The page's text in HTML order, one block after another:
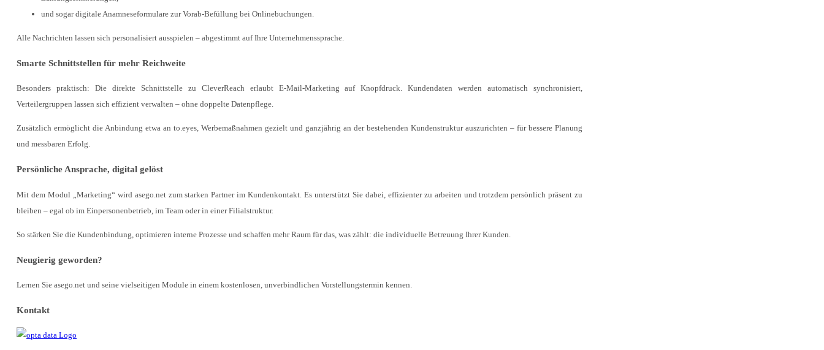
und sogar digitale Anamneseformulare zur Vorab-Befüllung bei Onlinebuchungen.
Alle Nachrichten lassen sich personalisiert ausspielen – abgestimmt auf Ihre Unternehmenssprache.
Smarte Schnittstellen für mehr Reichweite
Besonders praktisch: Die direkte Schnittstelle zu CleverReach erlaubt E-Mail-Marketing auf Knopfdruck. Kundendaten werden automatisch synchronisiert,
Verteilergruppen lassen sich effizient verwalten – ohne doppelte Datenpflege.
Zusätzlich ermöglicht die Anbindung etwa an to.eyes, Werbemaßnahmen gezielt und ganzjährig an der bestehenden Kundenstruktur auszurichten – für bessere Planung
und messbaren Erfolg.
Persönliche Ansprache, digital gelöst
Mit dem Modul „Marketing“ wird asego.net zum starken Partner im Kundenkontakt. Es unterstützt Sie dabei, effizienter zu arbeiten und trotzdem persönlich präsent zu
bleiben – egal ob im Einpersonenbetrieb, im Team oder in einer Filialstruktur.
So stärken Sie die Kundenbindung, optimieren interne Prozesse und schaffen mehr Raum für das, was zählt: die individuelle Betreuung Ihrer Kunden.
Neugierig geworden?
Lernen Sie asego.net und seine vielseitigen Module in einem kostenlosen, unverbindlichen Vorstellungstermin kennen.
Kontakt